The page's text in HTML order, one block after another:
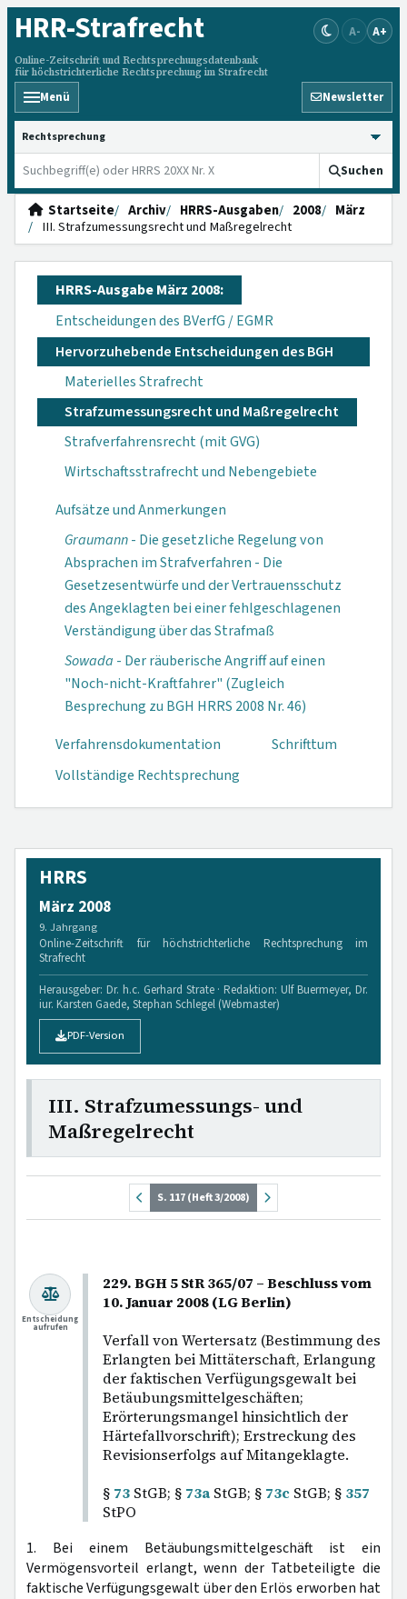
HRR-Strafrecht
Online-Zeitschrift und Rechtsprechungsdatenbank
für höchstrichterliche Rechtsprechung im Strafrecht
A- A+
Menü Newsletter
HRRS durchsuchen
Suchen
Startseite Archiv HRRS-Ausgaben 2008
März
III. Strafzumessungsrecht und Maßregelrecht
HRRS-Ausgabe März 2008:
Entscheidungen des BVerfG / EGMR
Hervorzuhebende Entscheidungen des BGH
Materielles Strafrecht
Strafzumessungsrecht und Maßregelrecht
Strafverfahrensrecht (mit GVG)
Wirtschaftsstrafrecht und Nebengebiete
Aufsätze und Anmerkungen
Graumann- Die gesetzliche Regelung von
Absprachen im Strafverfahren - Die
Gesetzesentwürfe und der Vertrauensschutz
des Angeklagten bei einer fehlgeschlagenen
Verständigung über das Strafmaß
Sowada - Der räuberische Angriff auf einen
"Noch-nicht-Kraftfahrer" (Zugleich
Besprechung zu BGH HRRS 2008 Nr. 46)
Verfahrensdokumen­tation
Schrifttum
Vollständige Rechtsprechung
HRRS
März 2008
9. Jahrgang
Online-Zeitschrift für höchstrichterliche Rechtsprechung im
Strafrecht
Herausgeber: Dr. h.c. Gerhard Strate · Redaktion: Ulf Buermeyer, Dr.
iur. Karsten Gaede, Stephan Schlegel (Webmaster)
PDF-Version
III. Strafzumessungs- und
Maßregelrecht
S. 117 (Heft 3/2008)
229. BGH 5 StR 365/07 – Beschluss vom
10. Januar 2008 (LG Berlin)
Verfall von Wertersatz (Bestimmung des
Erlangten bei Mittäterschaft, Erlangung
der faktischen Verfügungsgewalt bei
Betäubungsmittelgeschäften;
Erörterungsmangel hinsichtlich der
Härtefallvorschrift); Erstreckung des
Revisionserfolgs auf Mitangeklagte.
§ 73 StGB; § 73a StGB; § 73c StGB; § 357
StPO
Entscheidung
aufrufen
1. Bei einem Betäubungsmittelgeschäft ist ein
Vermögensvorteil erlangt, wenn der Tatbeteiligte die
faktische Verfügungsgewalt über den Erlös erworben hat